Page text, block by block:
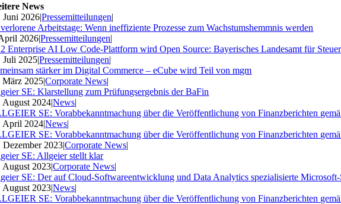
News
Juni 2026|Pressemitteilungen|
Arbeitstage: Wenn ineffiziente Prozesse zum Wachstumshemmnis werden
2026|Pressemitteilungen|
Enterprise AI Low Code-Plattform wird Open Source: Bayerisches Landesamt für
Juli 2025|Pressemitteilungen|
stärker im Digital Commerce – eCube wird Teil von mgm
März 2025|Corporate News|
SE: Klarstellung zum Prüfungsergebnis der BaFin
August 2024|News|
SE: Vorabbekanntmachung über die Veröffentlichung von Finanzberichten
April 2024|News|
SE: Vorabbekanntmachung über die Veröffentlichung von Finanzberichten
Dezember 2023|Corporate News|
SE: Allgeier stellt klar
August 2023|Corporate News|
SE: Der auf Cloud-Softwareentwicklung und Data Analytics spezialisierte
August 2023|News|
SE: Vorabbekanntmachung über die Veröffentlichung von Finanzberichten